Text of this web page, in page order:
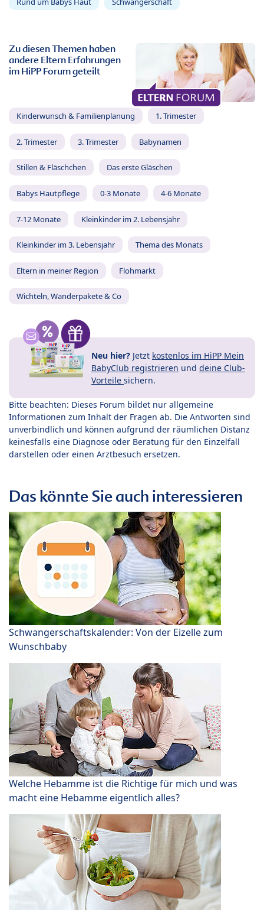
Zu diesen Themen haben
andere Eltern Erfahrungen
im HiPP Forum geteilt
Kinderwunsch & Familienplanung 1. Trimester
2. Trimester 3. Trimester Babynamen
Stillen & Fläschchen Das erste Gläschen
Babys Hautpflege 0-3 Monate 4-6 Monate
7-12 Monate Kleinkinder im 2. Lebensjahr
Kleinkinder im 3. Lebensjahr Thema des Monats
Eltern in meiner Region Flohmarkt
Wichteln, Wanderpakete & Co
Neu hier? Jetzt kostenlos im HiPP Mein
BabyClub registrieren und deine Club-
Vorteile sichern.
Bitte beachten: Dieses Forum bildet nur allgemeine
Informationen zum Inhalt der Fragen ab. Die Antworten sind
unverbindlich und können aufgrund der räumlichen Distanz
keinesfalls eine Diagnose oder Beratung für den Einzelfall
darstellen oder einen Arztbesuch ersetzen.
Das könnte Sie auch interessieren
Schwangerschaftskalender: Von der Eizelle zum
Wunschbaby
Welche Hebamme ist die Richtige für mich und was
macht eine Hebamme eigentlich alles?